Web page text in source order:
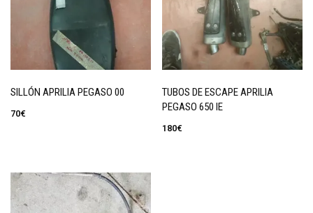
SILLÓN APRILIA PEGASO 00
70€
TUBOS DE ESCAPE APRILIA
PEGASO 650 IE
180€